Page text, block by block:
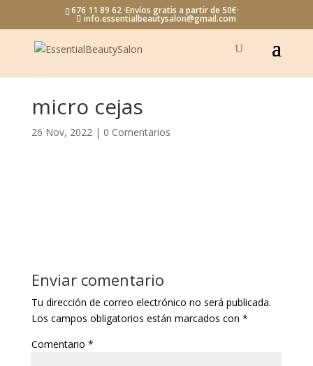
676 11 89 62 ·Envíos gratis a partir de 50€·
info.essentialbeautysalon@gmail.com
micro cejas
26 Nov, 2022| 0 Comentarios
Enviar comentario
Tu dirección de correo electrónico no será publicada.
Los campos obligatorios están marcados con *
Comentario *